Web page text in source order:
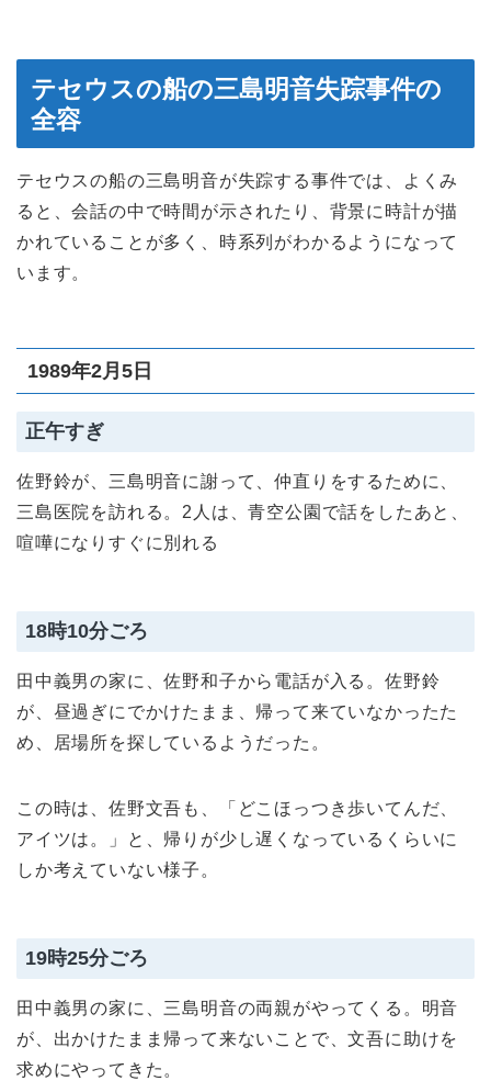
テセウスの船の三島明音失踪事件の
全容
テセウスの船の三島明音が失踪する事件では、よくみ
ると、会話の中で時間が示されたり、背景に時計が描
かれていることが多く、時系列がわかるようになって
います。
1989年2月5日
正午すぎ
佐野鈴が、三島明音に謝って、仲直りをするために、
三島医院を訪れる。2人は、青空公園で話をしたあと、
喧嘩になりすぐに別れる
18時10分ごろ
田中義男の家に、佐野和子から電話が入る。佐野鈴
が、昼過ぎにでかけたまま、帰って来ていなかったた
め、居場所を探しているようだった。
この時は、佐野文吾も、「どこほっつき歩いてんだ、
アイツは。」と、帰りが少し遅くなっているくらいに
しか考えていない様子。
19時25分ごろ
田中義男の家に、三島明音の両親がやってくる。明音
が、出かけたまま帰って来ないことで、文吾に助けを
求めにやってきた。